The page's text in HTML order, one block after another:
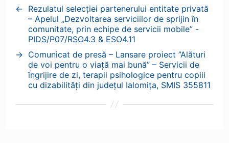
← Rezulatul selecției partenerului entitate privată
– Apelul „Dezvoltarea serviciilor de sprijin în
comunitate, prin echipe de servicii mobile” -
PIDS/P07/RSO4.3 & ESO4.11
→ Comunicat de presă – Lansare proiect ”Alături
de voi pentru o viață mai bună” – Servicii de
îngrijire de zi, terapii psihologice pentru copiii
cu dizabilități din județul Ialomița, SMIS 355811